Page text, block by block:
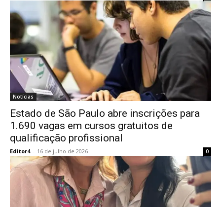
Notícias
Estado de São Paulo abre inscrições para
1.690 vagas em cursos gratuitos de
qualificação profissional
Editor4 - 16 de julho de 2026 0